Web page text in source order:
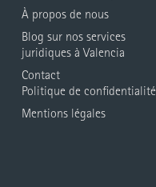
À propos de nous
Blog sur nos services
juridiques à Valencia
Contact
Politique de confidentialité
Mentions légales